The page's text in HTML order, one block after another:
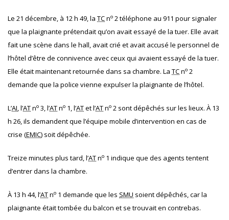
Le 21 décembre, à 12 h 49, la TCno 2 téléphone au 911 pour signaler
que la plaignante prétendait qu’on avait essayé de la tuer. Elle avait
fait une scène dans le hall, avait crié et avait accusé le personnel de
l’hôtel d’être de connivence avec ceux qui avaient essayé de la tuer.
Elle était maintenant retournée dans sa chambre. La TCno 2
demande que la police vienne expulser la plaignante de l’hôtel.
L’AI, l’ATno 3, l’ATno 1, l’ATet l’ATno 2 sont dépêchés sur les lieux. À 13
h 26, ils demandent que l’équipe mobile d’intervention en cas de
crise (EMIC) soit dépêchée.
Treize minutes plus tard, l’ATno 1 indique que des agents tentent
d’entrer dans la chambre.
À 13 h 44, l’ATno 1 demande que les SMU soient dépêchés, car la
plaignante était tombée du balcon et se trouvait en contrebas.